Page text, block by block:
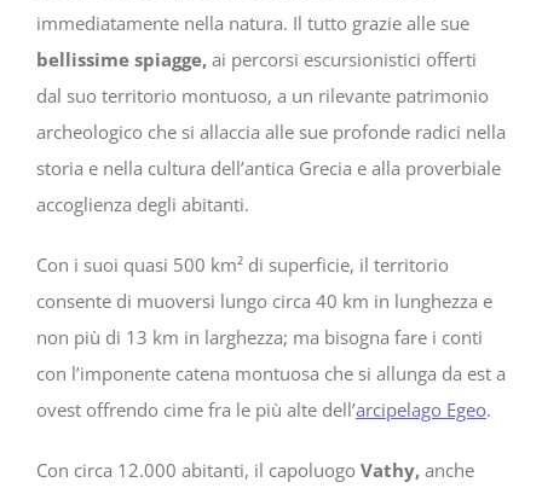
immediatamente nella natura. Il tutto grazie alle sue
bellissime spiagge, ai percorsi escursionistici offerti
dal suo territorio montuoso, a un rilevante patrimonio
archeologico che si allaccia alle sue profonde radici nella
storia e nella cultura dell’antica Grecia e alla proverbiale
accoglienza degli abitanti.
Con i suoi quasi 500 km² di superficie, il territorio
consente di muoversi lungo circa 40 km in lunghezza e
non più di 13 km in larghezza; ma bisogna fare i conti
con l’imponente catena montuosa che si allunga da est a
ovest offrendo cime fra le più alte dell’arcipelago Egeo.
Con circa 12.000 abitanti, il capoluogo Vathy, anche